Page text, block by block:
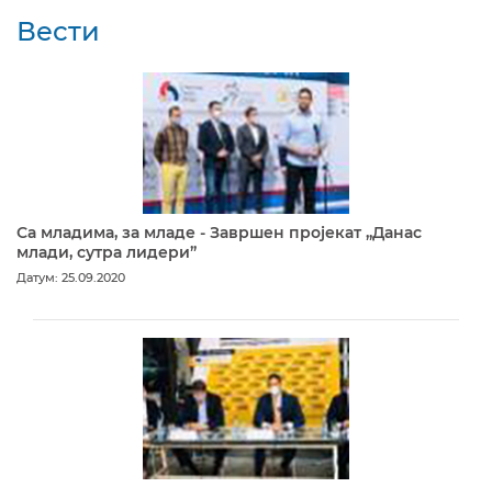
Вести
Са младима, за младе - Завршен пројекат „Данас
млади, сутра лидери”
Датум: 25.09.2020